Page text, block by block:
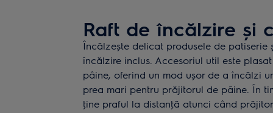
Raft de încălzire și
Încălzește delicat produsele de patiserie
încălzire inclus. Accesoriul util este
pâine, oferind un mod ușor de a încălzi
prea mari pentru prăjitorul de pâine. În
ţine praful la distanţă atunci când